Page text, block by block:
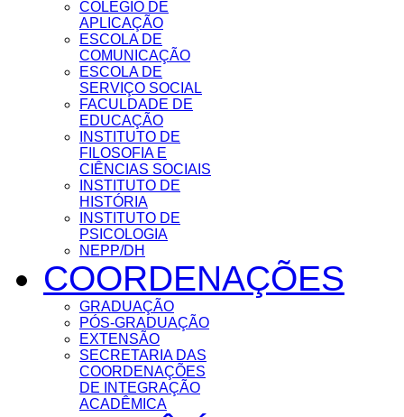
COLÉGIO DE
APLICAÇÃO
ESCOLA DE
COMUNICAÇÃO
ESCOLA DE
SERVIÇO SOCIAL
FACULDADE DE
EDUCAÇÃO
INSTITUTO DE
FILOSOFIA E
CIÊNCIAS SOCIAIS
INSTITUTO DE
HISTÓRIA
INSTITUTO DE
PSICOLOGIA
NEPP/DH
COORDENAÇÕES
GRADUAÇÃO
PÓS-GRADUAÇÃO
EXTENSÃO
SECRETARIA DAS
COORDENAÇÕES
DE INTEGRAÇÃO
ACADÊMICA